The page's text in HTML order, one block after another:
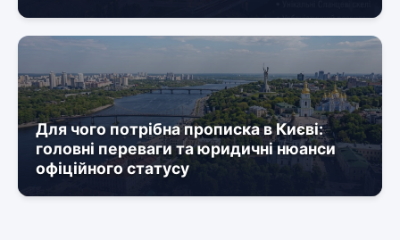
Для чого потрібна прописка в Києві:
головні переваги та юридичні нюанси
офіційного статусу